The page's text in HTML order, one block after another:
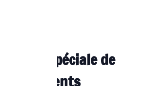
vente spéciale de
et vêtements